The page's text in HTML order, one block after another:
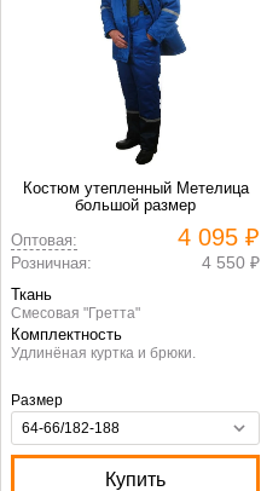
Костюм утепленный Метелица
большой размер
Оптовая:
4 095 ₽
Розничная: 4 550 ₽
Ткань
Смесовая "Гретта"
Комплектность
Удлинёная куртка и брюки.
Размер
Купить